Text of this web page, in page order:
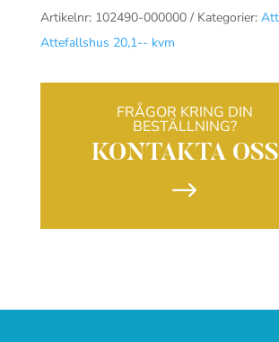
Artikelnr: 102490-000000 Kategorier:
Attefallshus 20,1-- kvm
FRÅGOR KRING DIN
BESTÄLLNING?
KONTAKTA OSS
$